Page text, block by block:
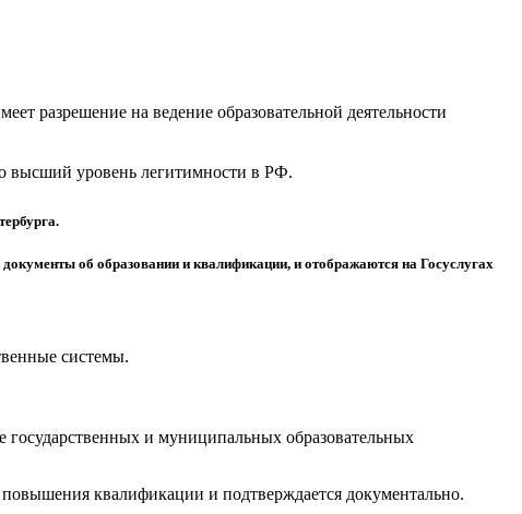
разрешение на ведение образовательной деятельности
высший уровень легитимности в РФ.
об образовании и квалификации, и отображаются на Госуслугах
системы.
и муниципальных образовательных
квалификации и подтверждается документально.